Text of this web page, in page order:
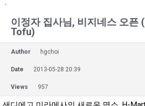
.
이정자 집사님, 비지네스 오픈
Tofu)
Author hgchoi
Date 2013-05-28 20:39
Views 957